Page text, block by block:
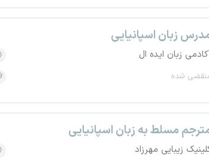
زبان اسپانیایی
زبان ایده ال
شده
مسلط به زبان اسپانیایی
زیبایی مهرزاد